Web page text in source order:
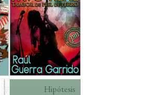
Hipótesis